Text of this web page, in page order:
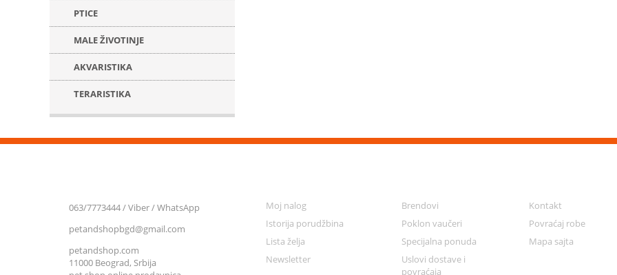
PTICE
MALE ŽIVOTINJE
AKVARISTIKA
TERARISTIKA
063/7773444 / Viber / WhatsApp
petandshopbgd@gmail.com
petandshop.com
11000 Beograd, Srbija
Moj nalog
Istorija porudžbina
Lista želja
Newsletter
Brendovi
Poklon vaučeri
Specijalna ponuda
Uslovi dostave i
povraćaja
Kontakt
Povraćaj robe
Mapa sajta